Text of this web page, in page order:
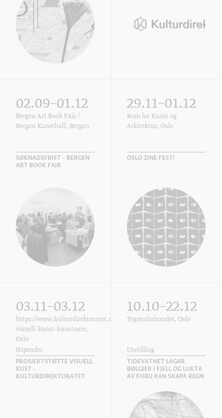
02.09–01.12
Bergen Art Book FAir /
Bergen Kunsthall, Bergen
SØKNADSFRIST - BERGEN
ART BOOK FAIR
29.11–01.12
Rom for Kunst og
Arkitektur, Oslo
OSLO ZINE FEST!
03.11–03.12
https://www.kulturdirektoratet.no/web/guest/stotteordning/-/vis/
visuell-kunst-kunstnere,
Oslo
Stipender
PROSJEKTSTØTTE VISUELL
KUST -
KULTURDIREKTORATET
10.10–22.12
Tegnerforbundet, Oslo
Utstilling
TIDEVATNET LAGAR
BØLGJER I FJELL OG LUKTA
AV FURU KAN SKAPA REGN